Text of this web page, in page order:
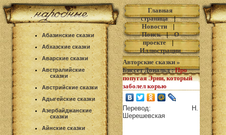
Абазинские сказки
Абхазские сказки
Аварские сказки
Австралийские
сказки
Австрийские сказки
Адыгейские сказки
Азербайджанские
сказки
Айнские сказки
Главная
страница|
Новости|
Поиск|О
проекте|
Иллюстрации
Авторские сказки »
Биссет Дональд: Про
попугая Эрни, который
заболел корью
Перевод: Н.
Шерешевская